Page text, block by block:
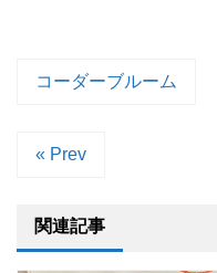
コーダーブルーム
« Prev
関連記事